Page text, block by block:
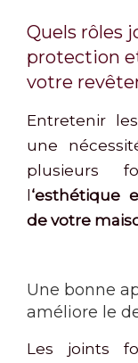
Quels rôles
protection
votre
Entretenir
une
plusieurs
l‘esthétique
de votre
Une bonne
améliore le
Les joints